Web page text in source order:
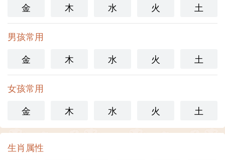
金
木 水 火 土
男孩常用
金
木 水 火 土
女孩常用
金
木 水 火 土
生肖属性